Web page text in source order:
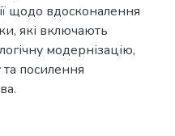
щодо вдосконалення
які включають
модернізацію,
посилення